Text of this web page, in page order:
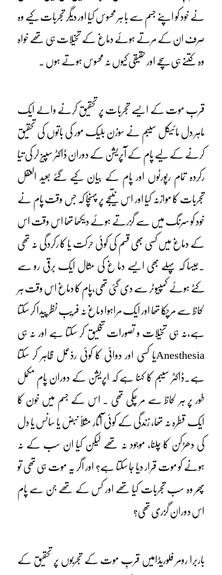
نے خود کو اپنے جسم سے با ہر محسوس کیا اور دیگر تجربات کیے وہ
صرف ان کے مرتے ہوئے دماغ کے تخیلات ہی تھے خواہ
وہ کتنے ہی سچے اور حقیقی کیوں نہ محسوس ہوتے ہوں ۔
قربِ موت کے ایسے تجربات پر تحقیق کرنے والے ایک
ماہر ِدل مائیکل سیبم نے سوزن بلیک مور کی باتوں کی تحقیق
کرنے کے لیے پام کے آپریشن کے دوران ڈاکٹر سپیز لر کی تیا
رکردہ تمام رپورٹوں اور پام کے بیان کیے گئے بعید العقل
تجربات کا موازنہ کیا اور اس نتیجے پر پہنچا کہ جس وقت پام نے
خود کو سرنگ میں سے گزرتے ہوئے دیکھا تھا اس وقت اس
کے دماغ میں کسی بھی قسم کی کوئی حرکت یا کا رکردگی نہ تھی
۔جیسا کہ پہلے بھی ایسے دما غ کی مثال ایک برقی رو سے
کٹے ہوئے کمپیوٹر سے دی گئی تھی،پام کا دماغ اس وقت ہر
لحاظ سے مرچکا تھا اور ایک مراہوا دماغ نہ فریبِ نظر پیدا کر سکتا
ہے،نہ ہی تخیلات و تصورات تخلیق کر سکتا ہے اور نہ ہی
Anesthesiaیا کسی اور دوائی کا کوئی ردّعمل ظاہر کر سکتا
ہے۔ڈاکٹر سیبم کا کہنا ہے کہ اپریشن کے دوران پام مکمل
طور پر ہر لحاظ سے مر چکی تھی ۔ اس کے جسم میں خون کا
ایک قطرہ نہ تھا، زندگی کے کوئی آثار مثلاً نبض یا سانس یا دل
کی دھڑکن کا چلنا، موجود نہ تھے لیکن کیا ان سب کے نہ
ہونے کو موت قرار دیا جا سکتا ہے؟ اور اگر یہ موت ہی تھی تو
پھر وہ سب تجربات کیا تھے اور کس کے تھے جن سے پام
اس دوران گزری تھی؟
باربرا رومر فلوریڈامیں قربِ موت کے تجربوں پر تحقیق کے